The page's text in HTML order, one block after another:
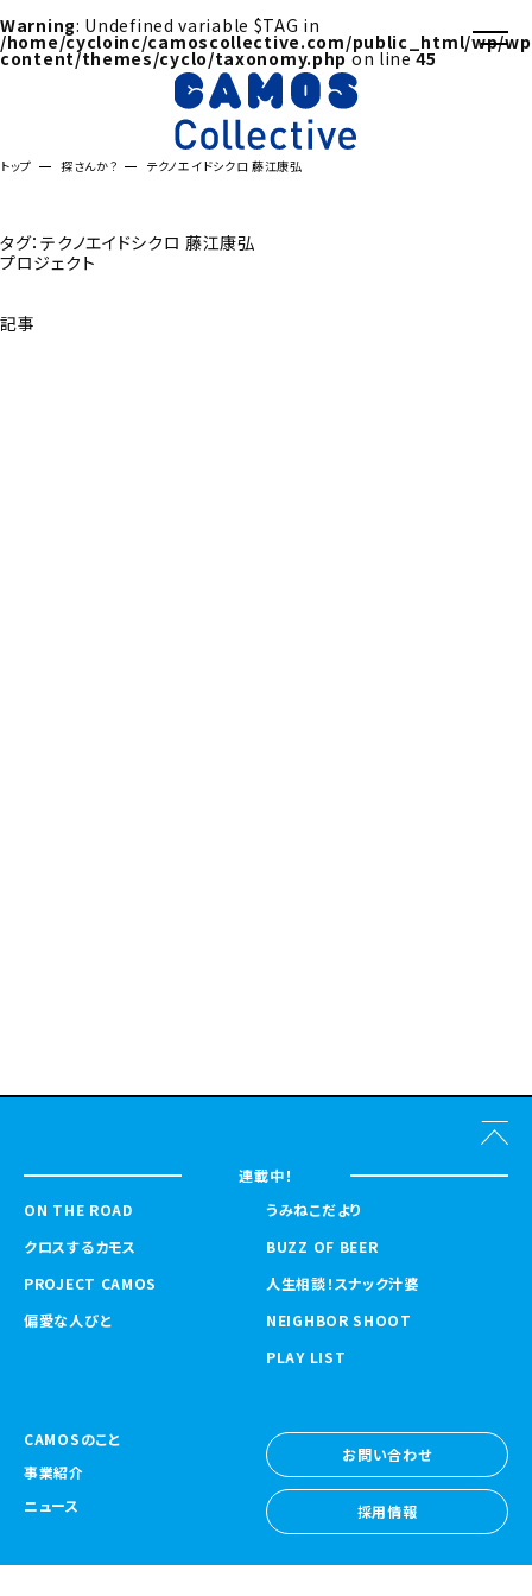
Warning: Undefined variable $TAG in
/home/cycloinc/camoscollective.com/public_html/wp/
content/themes/cyclo/taxonomy.phpon line45
トップ 探さんか？ テクノエイドシクロ 藤江康弘
タグ：テクノエイドシクロ 藤江康弘
プロジェクト
記事
連載中！
ON THE ROAD
クロスするカモス
PROJECT CAMOS
偏愛な人びと
うみねこだより
BUZZ OF BEER
人生相談！スナック汁婆
NEIGHBOR SHOOT
PLAY LIST
CAMOSのこと
事業紹介
ニュース
お問い合わせ
お問い合わせ
採用情報